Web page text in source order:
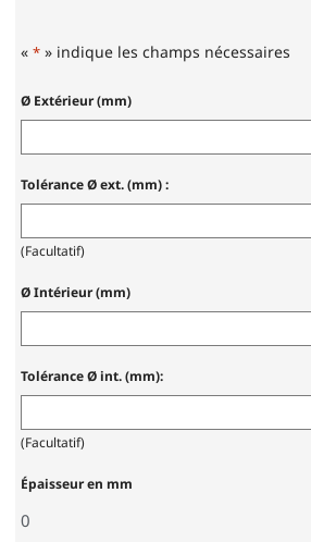
« * » indique les champs nécessaires
Ø Extérieur (mm)
Tolérance Ø ext. (mm) :
(Facultatif)
Ø Intérieur (mm)
Tolérance Ø int. (mm):
(Facultatif)
Épaisseur en mm